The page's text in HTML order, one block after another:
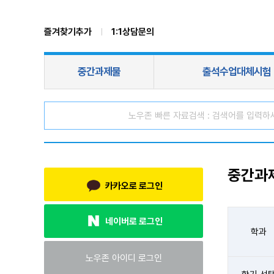
즐겨찾기추가 1:1상담문의
카카오로 로그인
네이버로 로그인
중간과
학과